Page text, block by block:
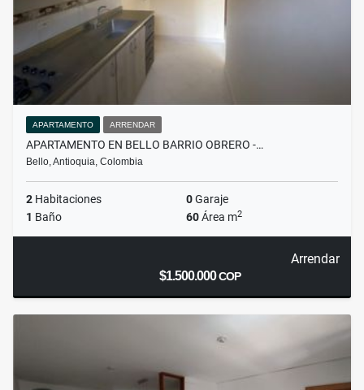
APARTAMENTO ARRENDAR
APARTAMENTO EN BELLO BARRIO OBRERO -…
Bello, Antioquia, Colombia
2 Habitaciones 0Garaje
1 Baño 60Área m2
Arrendar
$1.500.000COP